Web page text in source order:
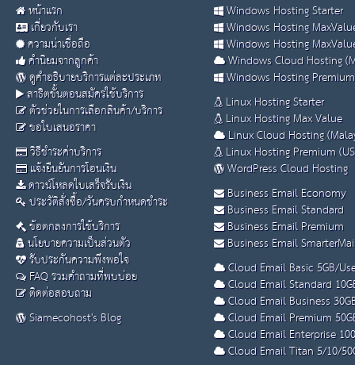
หน้าแรก
เกี่ยวกับเรา
ความน่าเชื่อถือ
คำนิยมจากลูกค้า
ดูคำอธิบายบริการแต่ละประเภท
สาธิตขั้นตอนสมัครใช้บริการ
ตัวช่วยในการเลือกสินค้า/บริการ
ขอใบเสนอราคา
วิธีชำระค่าบริการ
แจ้งยืนยันการโอนเงิน
ดาวน์โหลดใบเสร็จรับเงิน
ประวัติสั่งซื้อ/วันครบกำหนดชำระ
ข้อตกลงการใช้บริการ
นโยบายความเป็นส่วนตัว
รับประกันความพึงพอใจ
FAQ รวมคำถามที่พบบ่อย
ติดต่อสอบถาม
Siamecohost's Blog
Windows Hosting Starter
Windows Hosting
Windows Hosting
Windows Cloud Hosting
Windows Hosting
Linux Hosting Starter
Linux Hosting Max Value
Linux Cloud Hosting
Linux Hosting Premium
WordPress Cloud Hosting
Business Email Economy
Business Email Standard
Business Email Premium
Business Email
Cloud Email Basic 5GB/
Cloud Email Standard
Cloud Email Business
Cloud Email Premium
Cloud Email Enterprise
Cloud Email Titan 5/10/